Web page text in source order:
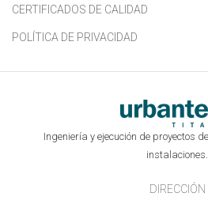
CERTIFICADOS DE CALIDAD
POLÍTICA DE PRIVACIDAD
Ingeniería y ejecución de proyectos
instalaciones.
DIRECCIÓN